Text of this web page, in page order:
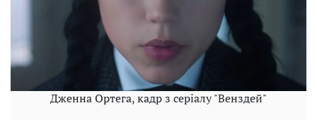
Дженна Ортега, кадр з серіалу "Венздей"